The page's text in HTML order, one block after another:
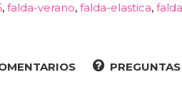
falda-verano falda-elastica